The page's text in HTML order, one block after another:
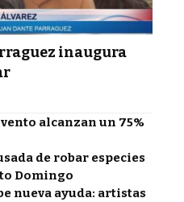
inaugura
alcanzan un 75%
de robar especies
Domingo
nueva ayuda: artistas